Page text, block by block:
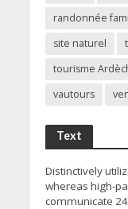
randonnée
site naturel
tourisme
vautours
Text
Distinctively
whereas high-
communicate